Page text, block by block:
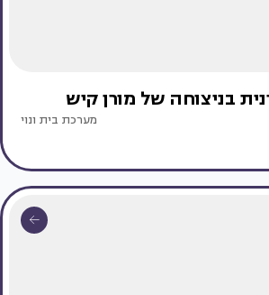
בניצוחה של מורן קיש
מערכת בית ונוי